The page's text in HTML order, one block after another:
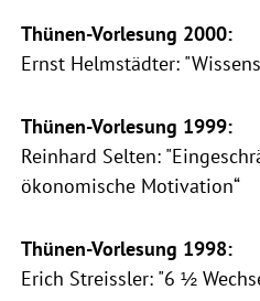
Thünen-Vorlesung 2000:
Ernst Helmstädter:
Thünen-Vorlesung 1999:
Reinhard Selten:
ökonomische Motivation“
Thünen-Vorlesung 1998:
Erich Streissler: "6 ½